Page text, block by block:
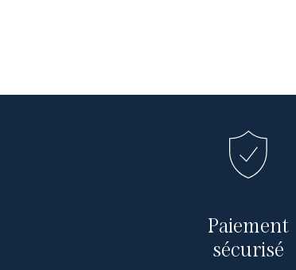
Paiement
sécurisé